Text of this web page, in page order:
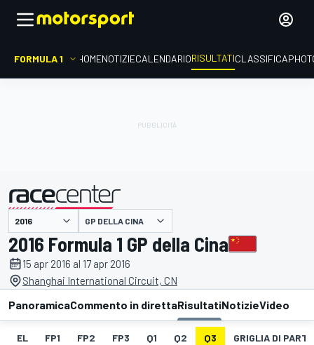
FORMULA 1 HOMENOTIZIECALENDARIORISULTATICLASSIFICA
presentato da GP DELLA CINA
2016 Formula 1 GP della Cina
15 apr 2016 al 17 apr 2016
Shanghai International Circuit, CN
PanoramicaCommento in direttaRisultatiNotizieVideo
EL FP1 FP2 FP3 Q1 Q2 Q3 GRIGLIA DI